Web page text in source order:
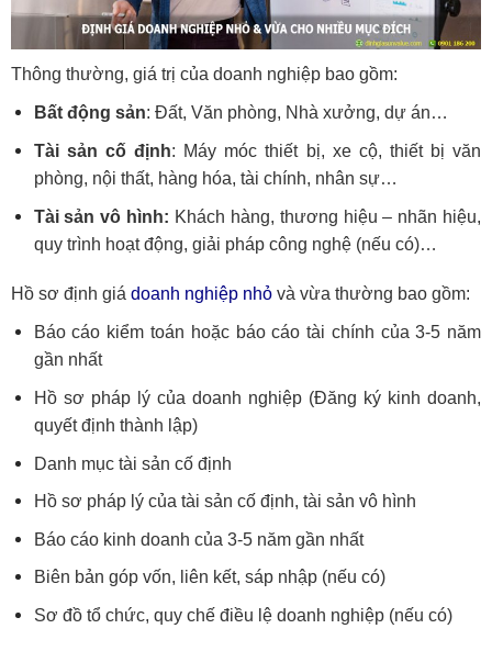
Thông thường, giá trị của doanh nghiệp bao gồm:
Bất động sản: Đất, Văn phòng, Nhà xưởng, dự án…
Tài sản cố định: Máy móc thiết bị, xe cộ, thiết bị văn
phòng, nội thất, hàng hóa, tài chính, nhân sự…
Tài sản vô hình: Khách hàng, thương hiệu – nhãn hiệu,
quy trình hoạt động, giải pháp công nghệ (nếu có)…
Hồ sơ định giá doanh nghiệp nhỏvà vừa thường bao gồm:
Báo cáo kiểm toán hoặc báo cáo tài chính của 3-5 năm
gần nhất
Hồ sơ pháp lý của doanh nghiệp (Đăng ký kinh doanh,
quyết định thành lập)
Danh mục tài sản cố định
Hồ sơ pháp lý của tài sản cố định, tài sản vô hình
Báo cáo kinh doanh của 3-5 năm gần nhất
Biên bản góp vốn, liên kết, sáp nhập (nếu có)
Sơ đồ tổ chức, quy chế điều lệ doanh nghiệp (nếu có)